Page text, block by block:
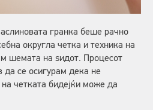
гранка беше рачно
округла четка и техника на
шемата на ѕидот. Процесот
се осигурам дека не
четката бидејќи може да